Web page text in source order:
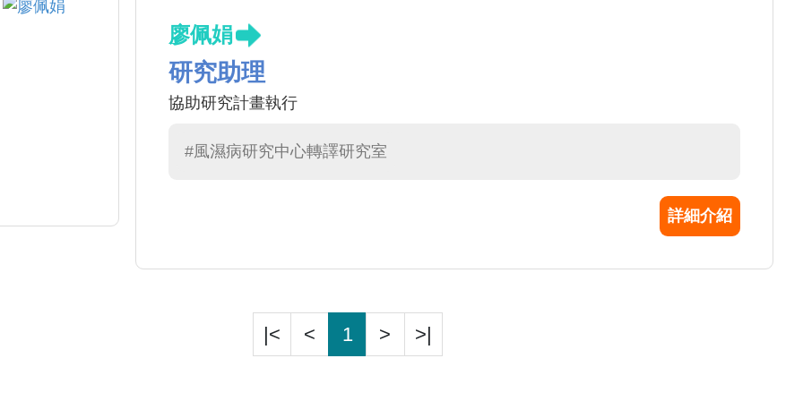
廖佩娟
研究助理
協助研究計畫執行
#風濕病研究中心轉譯研究室
詳細介紹
|< < 1 > >|